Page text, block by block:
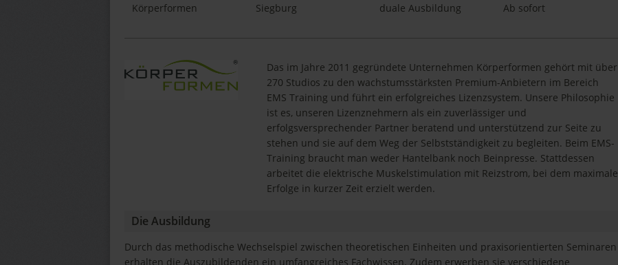
Körperformen
Siegburg
duale Ausbildung
Ab sofort
Das im Jahre 2011 gegründete Unternehmen Körperformen gehört mit über
270 Studios zu den wachstumsstärksten Premium-Anbietern im Bereich
EMS Training und führt ein erfolgreiches Lizenzsystem. Unsere Philosophie
ist es, unseren Lizenznehmern als ein zuverlässiger und
erfolgsversprechender Partner beratend und unterstützend zur Seite zu
stehen und sie auf dem Weg der Selbstständigkeit zu begleiten. Beim EMS-
Training braucht man weder Hantelbank noch Beinpresse. Stattdessen
arbeitet die elektrische Muskelstimulation mit Reizstrom, bei dem maximale
Erfolge in kurzer Zeit erzielt werden.
Die Ausbildung
Durch das methodische Wechselspiel zwischen theoretischen Einheiten und praxisorientierten Seminaren
erhalten die Auszubildenden ein umfangreiches Fachwissen. Zudem erwerben sie verschiedene